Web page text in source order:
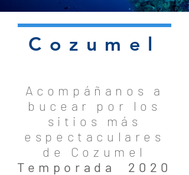
Cozumel
Acompáñanos a
bucear por los
sitios más
espectaculares
de Cozumel
Temporada 2020